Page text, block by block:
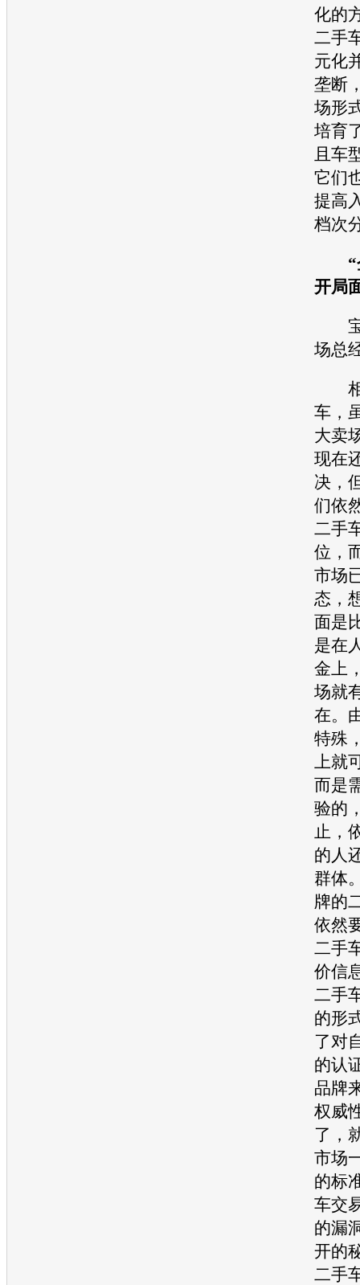
化的
二手
元化
垄断
场形
培育
且车
它们
提高
档次
“
开局
宝
场总
相
车 ，
大卖
现在
决，
们依
二手
位，
市场
态，
面是
是在
金上
场就
在。
特殊
上就
而是
验的
止，
的人
群体
牌的
依然
二手
价信
二手
的形
了对
的认
品牌
权威
了，
市场
的标
车交
的漏
开的
二手